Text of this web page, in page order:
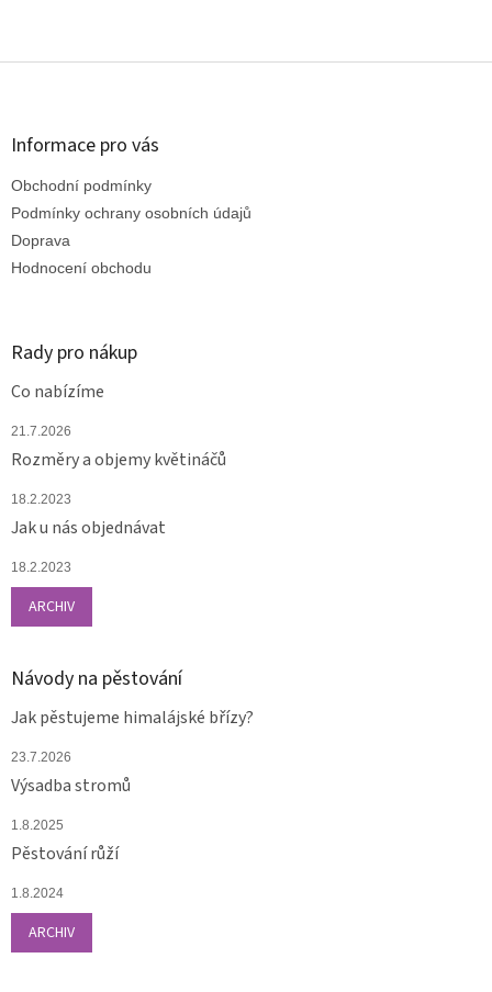
Z
Informace pro vás
Obchodní podmínky
Podmínky ochrany osobních údajů
Doprava
Hodnocení obchodu
Rady pro nákup
Co nabízíme
21.7.2026
Rozměry a objemy květináčů
18.2.2023
Jak u nás objednávat
18.2.2023
ARCHIV
Návody na pěstování
Jak pěstujeme himalájské břízy?
23.7.2026
Výsadba stromů
1.8.2025
Pěstování růží
1.8.2024
ARCHIV